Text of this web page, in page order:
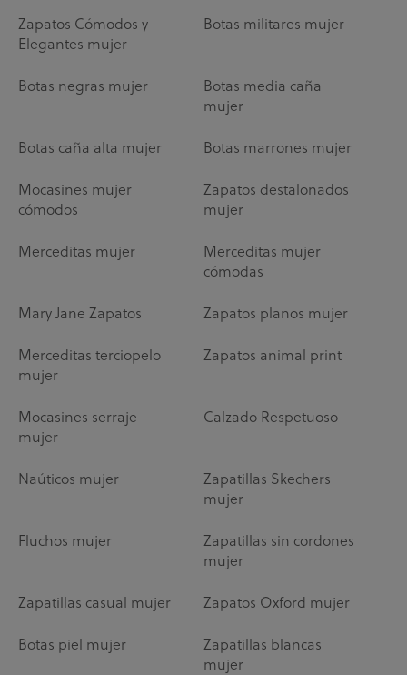
Zapatos Cómodos y
Elegantes mujer
Botas militares mujer
Botas negras mujer
Botas media caña
mujer
Botas caña alta mujer Botas marrones mujer
Mocasines mujer
cómodos
Zapatos destalonados
mujer
Merceditas mujer
Merceditas mujer
cómodas
Mary Jane Zapatos Zapatos planos mujer
Merceditas terciopelo
mujer
Zapatos animal print
Mocasines serraje
mujer
Calzado Respetuoso
Naúticos mujer
Zapatillas Skechers
mujer
Fluchos mujer
Zapatillas sin cordones
mujer
Zapatillas casual mujer Zapatos Oxford mujer
Botas piel mujer
Zapatillas blancas
mujer